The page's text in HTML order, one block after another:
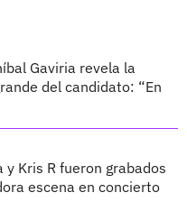
Gaviria revela la
del candidato: “En
y Kris R fueron grabados
escena en concierto